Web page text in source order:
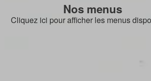
Nos menus
Cliquez ici pour afficher les menus